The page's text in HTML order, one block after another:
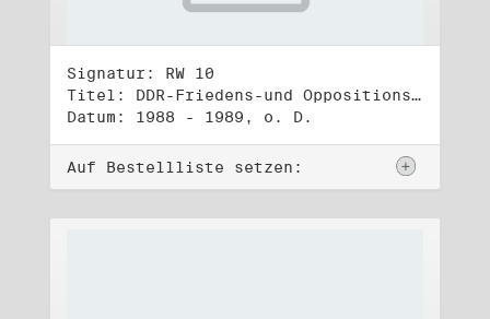
Signatur: RW 10
Titel: DDR-Friedens-und Oppositionsbewegung (3)
Datum: 1988 - 1989, o. D.
Auf Bestellliste setzen: